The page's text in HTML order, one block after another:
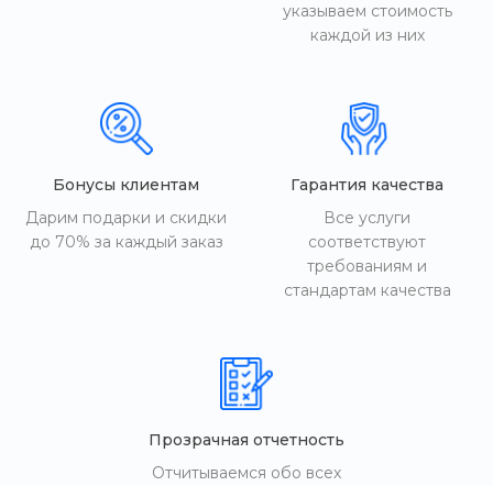
указываем стоимость
каждой из них
Бонусы клиентам
Дарим подарки и скидки
до 70% за каждый заказ
Гарантия качества
Все услуги
соответствуют
требованиям и
стандартам качества
Прозрачная отчетность
Отчитываемся обо всех